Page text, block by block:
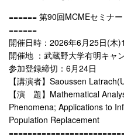
====== 第90回MCMEセミナ
======
開催日時：2026年6月25日(木
開催地 ：武蔵野大学有明キャ
参加登録締切：6月24日
【講演者】Saoussen
【演 題】Mathematical
Phenomena; Applications to
Population Replacement